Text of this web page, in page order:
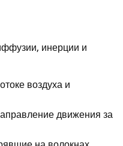
инерции и
воздуха и
движения за